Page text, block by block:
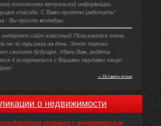
количество актуальной информации.
спасибо. С Вами приятно работать!
- Вы просто молодцы.
сайт классный! Пользовался очень
не по три раза на день. Этот портал
светлое будущее. Удачи Вам, ребята.
б встречаться с Вашими трудами чаще!
→ Оставить отзыв
о недвижимости
операции с недвижимостью